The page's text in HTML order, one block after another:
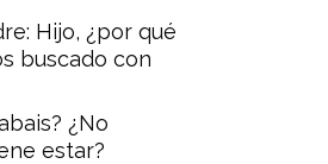
Hijo, ¿por qué
buscado con
¿No
estar?